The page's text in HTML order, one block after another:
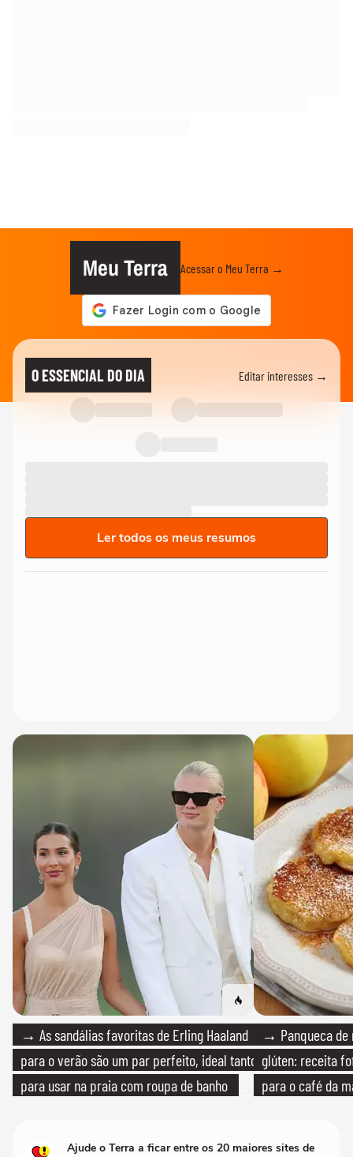
Meu Terra Acessar o Meu Terra →
O ESSENCIAL DO DIA Editar interesses →
Ler todos os meus resumos
→ As sandálias favoritas de Erling Haaland
para o verão são um par perfeito, ideal tanto
para usar na praia com roupa de banho
→ Panqueca de
glúten: receita
para o café da
Ajude o Terra a ficar entre os 20 maiores sites de